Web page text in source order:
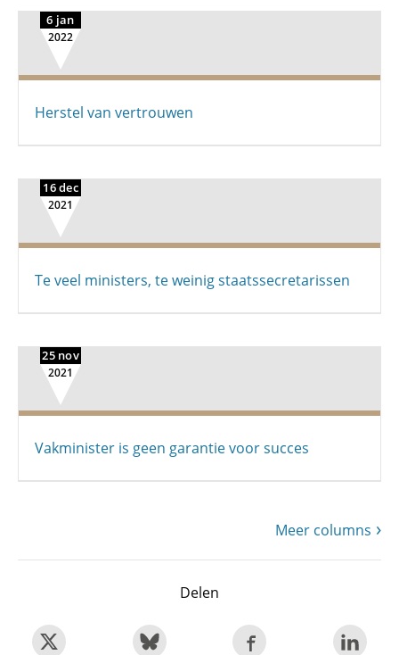
6 jan
2022
Herstel van vertrouwen
16 dec
2021
Te veel ministers, te weinig staatssecretarissen
25 nov
2021
Vakminister is geen garantie voor succes
Meer columns
Delen